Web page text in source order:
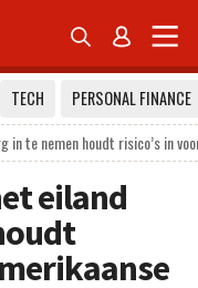
 
TECH
PERSONAL FINANCE
in te nemen houdt risico’s in
eiland